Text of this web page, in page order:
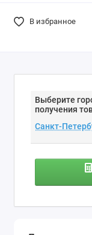
В избранное
Выберите
получения